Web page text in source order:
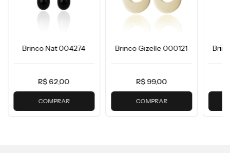
Brinco Nat 004274
R$ 62,00
COMPRAR
Brinco Gizelle 000121
R$ 99,00
COMPRAR